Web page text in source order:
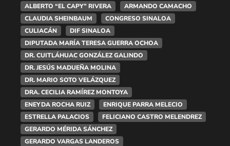
ALBERTO “EL CAPY” RIVERA
ARMANDO CAMACHO
CLAUDIA SHEINBAUM
CONGRESO SINALOA
CULIACÁN
DIF SINALOA
DIPUTADA MARÍA TERESA GUERRA OCHOA
DR. CUITLÁHUAC GONZÁLEZ GALINDO
DR. JESÚS MADUEÑA MOLINA
DR. MARIO SOTO VELÁZQUEZ
DRA. CECILIA RAMÍREZ MONTOYA
ENEYDA ROCHA RUIZ
ENRIQUE PARRA MELECIO
ESTRELLA PALACIOS
FELICIANO CASTRO MELENDREZ
GERARDO MÉRIDA SÁNCHEZ
GERARDO VARGAS LANDEROS